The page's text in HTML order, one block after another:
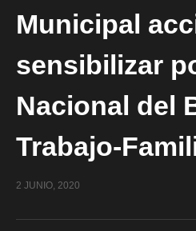
Municipal
sensibilizar
Nacional del
Trabajo-
2 JUNIO, 2020